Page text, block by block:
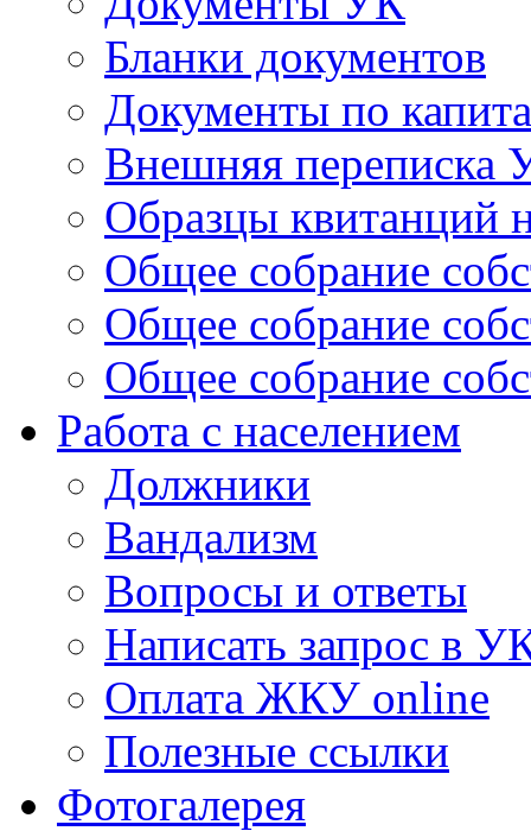
Бланки документов
Документы по
Внешняя переписка
Образцы квитанций
Общее собрание
Общее собрание
Общее собрание
Работа с населением
Должники
Вандализм
Вопросы и ответы
Написать запрос в
Оплата ЖКУ online
Полезные ссылки
Фотогалерея